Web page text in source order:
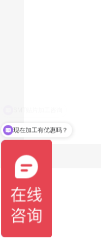
现在加工有优惠吗？